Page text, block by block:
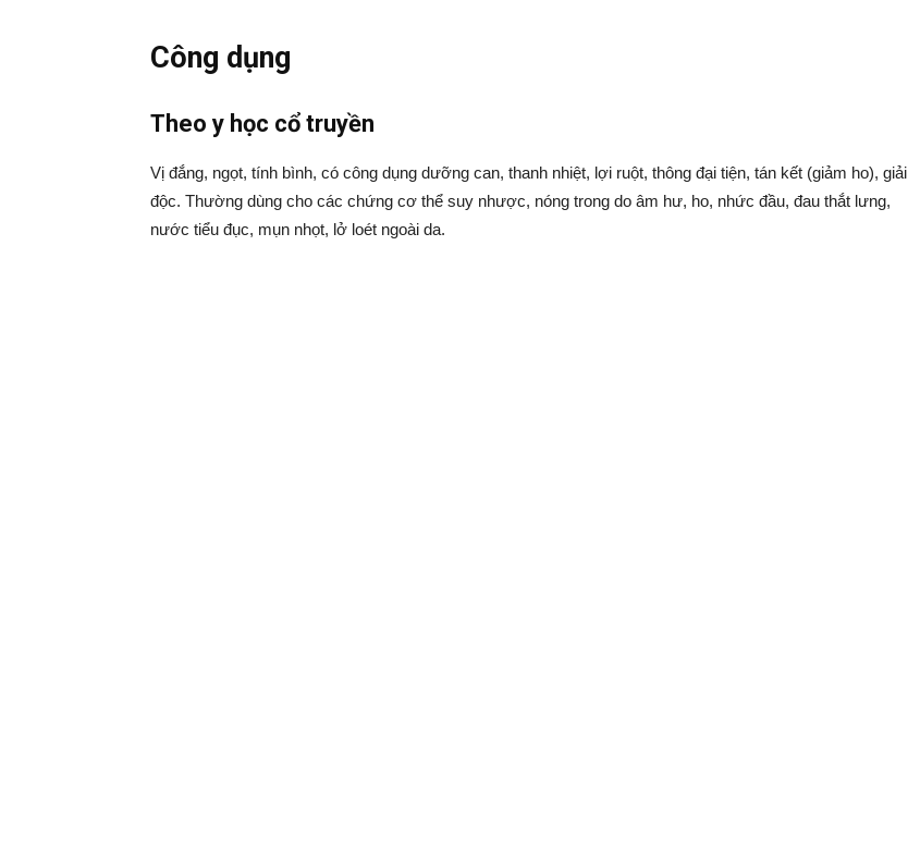
Công dụng
Theo y học cổ truyền
Vị đắng, ngọt, tính bình, có công dụng dưỡng can, thanh nhiệt, lợi ruột, thông đại tiện, tán kết (giảm ho), giải
độc. Thường dùng cho các chứng cơ thể suy nhược, nóng trong do âm hư, ho, nhức đầu, đau thắt lưng,
nước tiểu đục, mụn nhọt, lở loét ngoài da.